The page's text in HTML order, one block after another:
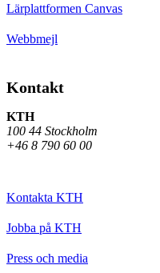
Lärplattformen Canvas
Webbmejl
Kontakt
KTH
100 44 Stockholm
+46 8 790 60 00
Kontakta KTH
Jobba på KTH
Press och media